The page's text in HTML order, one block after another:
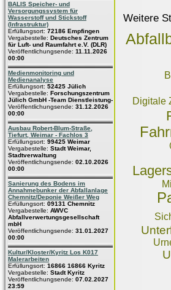
BALIS Speicher- und
Versorgungssystem für
Wasserstoff und Stickstoff
(Infrastruktur)
Erfüllungsort: 72186 Empfingen
Vergabestelle: Deutsches Zentrum
für Luft- und Raumfahrt e.V. (DLR)
Veröffentlichungsende: 11.11.2026
00:00
Medienmonitoring und
Medienanalyse
Erfüllungsort: 52425 Jülich
Vergabestelle: Forschungszentrum
Jülich GmbH -Team Dienstleistung-
Veröffentlichungsende: 31.12.2026
00:00
Ausbau Robert-Blum-Straße,
Tiefurt, Weimar - Fachlos 3
Erfüllungsort: 99425 Weimar
Vergabestelle: Stadt Weimar,
Stadtverwaltung
Veröffentlichungsende: 02.10.2026
00:00
Sanierung des Bodens im
Annahmebunker der Abfallanlage
Chemnitz/Deponie Weißer Weg
Erfüllungsort: 09131 Chemnitz
Vergabestelle: AWVC
Abfallverwertungsgesellschaft
mbH
Veröffentlichungsende: 31.01.2027
00:00
Kultur/Kloster/Kyritz Los K017
Malerarbeiten
Erfüllungsort: 16866 16866 Kyritz
Vergabestelle: Stadt Kyritz
Veröffentlichungsende: 07.02.2027
23:59
Weitere
Digitale